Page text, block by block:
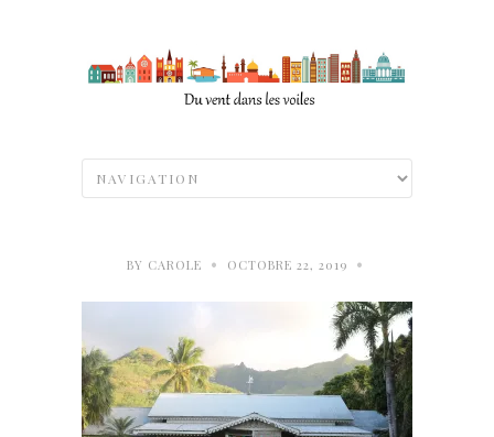
BY CAROLE • OCTOBRE 22, 2019 •